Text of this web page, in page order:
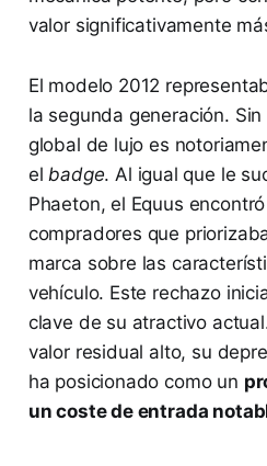
valor significativamente
El modelo 2012
la segunda generación.
global de lujo es
el badge. Al igual que le
Phaeton, el Equus
compradores que
marca sobre las
vehículo. Este rechazo
clave de su atractivo
valor residual alto, su
ha posicionado como un
un coste de entrada